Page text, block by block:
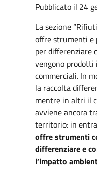
Pubblicato il 24
La sezione
offre strumenti e
per differenziare
vengono
commerciali. In
la raccolta
mentre in altri il
avviene ancora
territorio: in
offre strumenti
differenziare e
l’impatto